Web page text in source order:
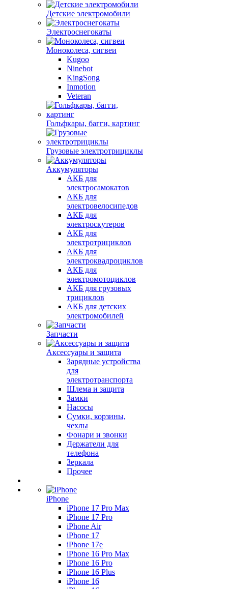
Детские электромобили
Электроснегокаты
Моноколеса, сигвеи
Kugoo
Ninebot
KingSong
Inmotion
Veteran
Гольфкары, багги, картинг
Грузовые электротрициклы
Аккумуляторы
АКБ для
электросамокатов
АКБ для
электровелосипедов
АКБ для
электроскутеров
АКБ для
электротрициклов
АКБ для
электроквадроциклов
АКБ для
электромотоциклов
АКБ для грузовых
трициклов
АКБ для детских
электромобилей
Запчасти
Аксессуары и защита
Зарядные устройства
для
электротранспорта
Шлема и защита
Замки
Насосы
Сумки, корзины,
чехлы
Фонари и звонки
Держатели для
телефона
Зеркала
Прочее
iPhone
iPhone 17 Pro Max
iPhone 17 Pro
iPhone Air
iPhone 17
iPhone 17e
iPhone 16 Pro Max
iPhone 16 Pro
iPhone 16 Plus
iPhone 16